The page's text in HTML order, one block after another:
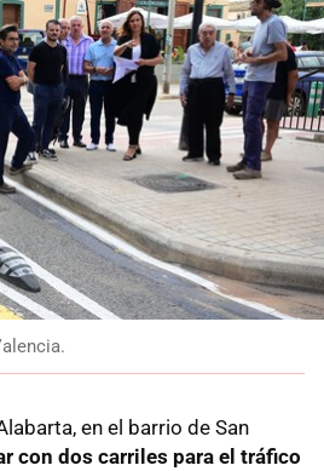
en el barrio de San
con dos carriles para el tráfico